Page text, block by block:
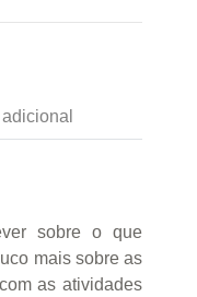
sobre o que
mais sobre as
as atividades